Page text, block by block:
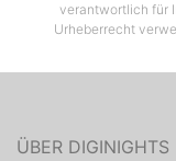
verantwortlich für
Urheberrecht
ÜBER DIGINIGHTS